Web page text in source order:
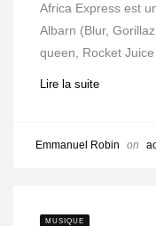
Africa Express est
Albarn (Blur,
queen, Rocket
Lire la suite
Emmanuel Robin on
MUSIQUE